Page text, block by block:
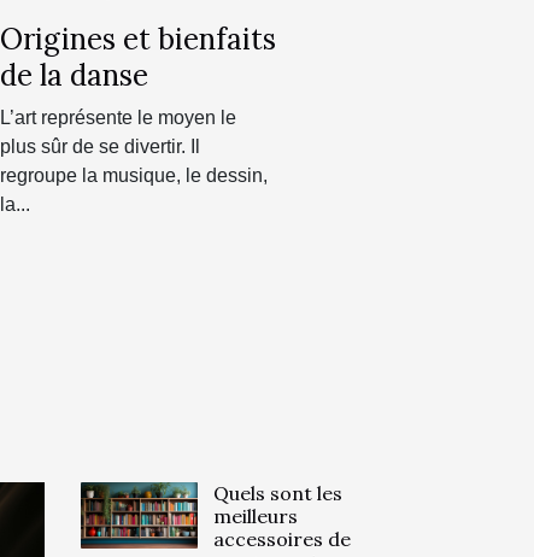
Origines et bienfaits
de la danse
L’art représente le moyen le
plus sûr de se divertir. Il
regroupe la musique, le dessin,
la...
Quels sont les
meilleurs
accessoires de